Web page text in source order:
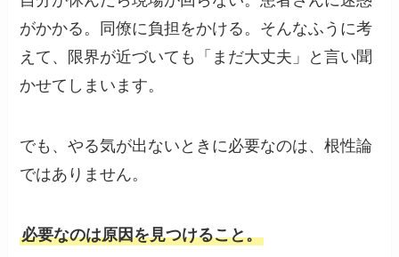
がかかる。同僚に負担をかける。そんなふうに考
えて、限界が近づいても「まだ大丈夫」と言い聞
かせてしまいます。
でも、やる気が出ないときに必要なのは、根性論
ではありません。
必要なのは原因を見つけること。